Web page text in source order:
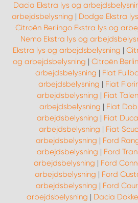
Dacia Ekstra lys og
arbejdsbelysning | Dodge Ekstra
Citroën Berlingo Ekstra lys og
Nemo Ekstra lys og
Ekstra lys og arbejdsbelysning |
og arbejdsbelysning | Citroën
arbejdsbelysning | Fiat
arbejdsbelysning | Fiat
arbejdsbelysning | Fiat
arbejdsbelysning | Fiat
arbejdsbelysning | Fiat
arbejdsbelysning | Fiat
arbejdsbelysning | Ford
arbejdsbelysning | Ford
arbejdsbelysning | Ford
arbejdsbelysning | Ford
arbejdsbelysning | Ford
arbejdsbelysning | Dacia